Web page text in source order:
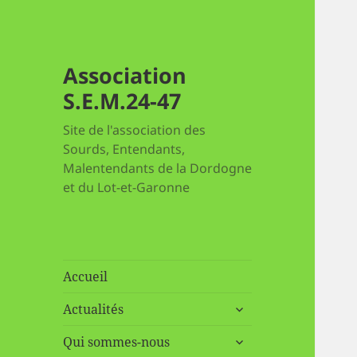
Association
S.E.M.24-47
Site de l'association des
Sourds, Entendants,
Malentendants de la Dordogne
et du Lot-et-Garonne
Accueil
Actualités
ouvrir
sous-
Qui sommes-nous
ouvrir